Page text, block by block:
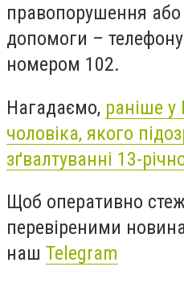
правопорушення або
допомоги –
номером 102.
Нагадаємо, раніше у
чоловіка, якого
зґвалтуванні 13-
Щоб оперативно
перевіреними
наш Telegram